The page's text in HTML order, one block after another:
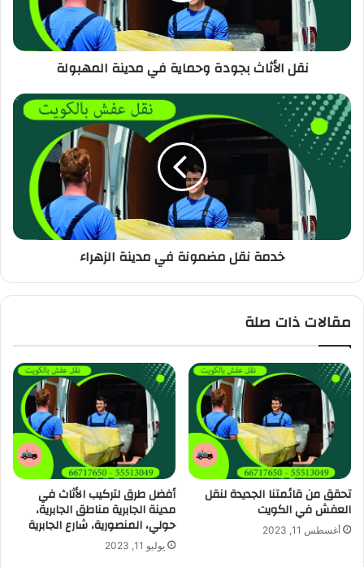
نقل الأثاث بجودة وحماية في مدينة المهبولة
خدمة نقل مضمونة في مدينة الزهراء
مقالات ذات صلة
تحقق من قائمتنا الجديدة لنقل
العفش في الكويت
أغسطس 11, 2023
أفضل طرق لتركيب الأثاث في
مدينة الجابرية مناطق الجابرية،
حولي، المنصورية، شارع الجابرية
يوليو 11, 2023